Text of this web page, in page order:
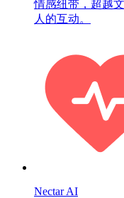
情感纽带，超越
人的互动。
Nectar AI